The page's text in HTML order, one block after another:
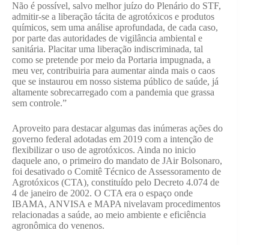
Não é possível, salvo melhor juízo do Plenário do STF,
admitir-se a liberação tácita de agrotóxicos e produtos
químicos, sem uma análise aprofundada, de cada caso,
por parte das autoridades de vigilância ambiental e
sanitária. Placitar uma liberação indiscriminada, tal
como se pretende por meio da Portaria impugnada, a
meu ver, contribuiria para aumentar ainda mais o caos
que se instaurou em nosso sistema público de saúde, já
altamente sobrecarregado com a pandemia que grassa
sem controle.”
Aproveito para destacar algumas das inúmeras ações do
governo federal adotadas em 2019 com a intenção de
flexibilizar o uso de agrotóxicos. Ainda no inicio
daquele ano, o primeiro do mandato de JAir Bolsonaro,
foi desativado o Comitê Técnico de Assessoramento de
Agrotóxicos (CTA), constituído pelo Decreto 4.074 de
4 de janeiro de 2002. O CTA era o espaço onde
IBAMA, ANVISA e MAPA nivelavam procedimentos
relacionadas a saúde, ao meio ambiente e eficiência
agronômica do venenos.